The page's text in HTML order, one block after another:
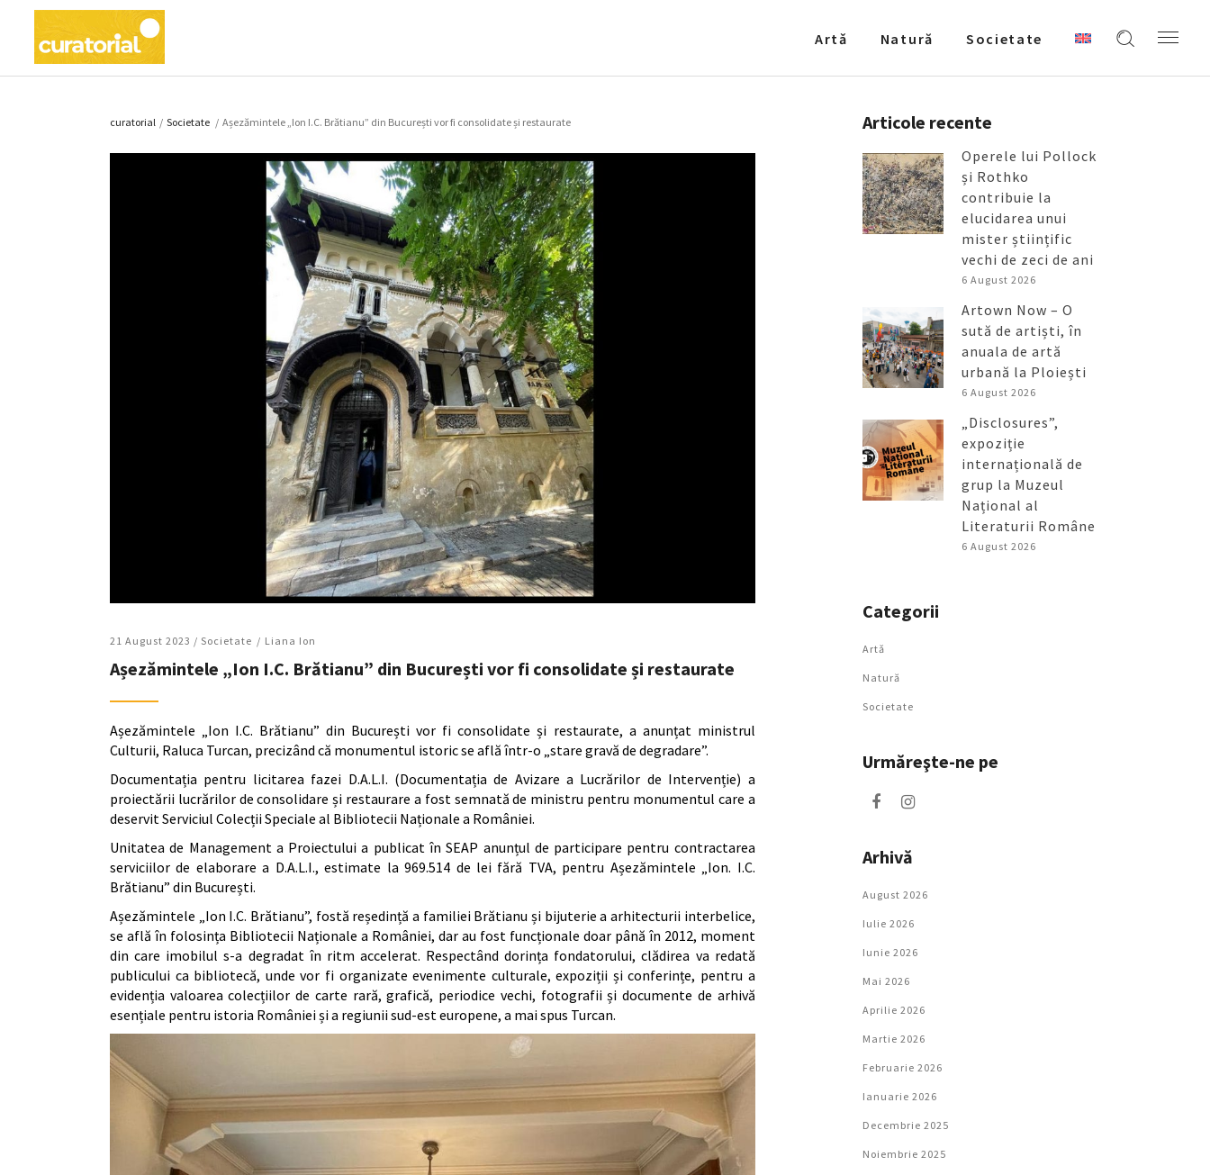
Artǎ Natură Societate
curatorial / Societate / Așezămintele „Ion I.C. Brătianu” din București vor fi consolidate și restaurate
21 August 2023 / Societate Liana Ion
Așezămintele „Ion I.C. Brătianu” din București vor fi consolidate și restaurate
Așezămintele „Ion I.C. Brătianu” din București vor fi consolidate și restaurate, a anunțat ministrul
Culturii, Raluca Turcan, precizând că monumentul istoric se află într-o „stare gravă de degradare”.
Documentația pentru licitarea fazei D.A.L.I. (Documentația de Avizare a Lucrărilor de Intervenție) a
proiectării lucrărilor de consolidare și restaurare a fost semnată de ministru pentru monumentul care a
deservit Serviciul Colecții Speciale al Bibliotecii Naționale a României.
Unitatea de Management a Proiectului a publicat în SEAP anunțul de participare pentru contractarea
serviciilor de elaborare a D.A.L.I., estimate la 969.514 de lei fără TVA, pentru Așezămintele „Ion. I.C.
Brătianu” din București.
Așezămintele „Ion I.C. Brătianu”, fostă reședință a familiei Brătianu și bijuterie a arhitecturii interbelice,
se află în folosința Bibliotecii Naționale a României, dar au fost funcționale doar până în 2012, moment
din care imobilul s-a degradat în ritm accelerat. Respectând dorința fondatorului, clădirea va redată
publicului ca bibliotecă, unde vor fi organizate evenimente culturale, expoziții și conferințe, pentru a
evidenția valoarea colecțiilor de carte rară, grafică, periodice vechi, fotografii și documente de arhivă
esențiale pentru istoria României și a regiunii sud-est europene, a mai spus Turcan.
Articole recente
Operele lui Pollock
și Rothko
contribuie la
elucidarea unui
mister științific
vechi de zeci de ani
6 August 2026
Artown Now – O
sută de artiști, în
anuala de artă
urbană la Ploiești
6 August 2026
„Disclosures”,
expoziție
internațională de
grup la Muzeul
Național al
Literaturii Române
6 August 2026
Categorii
Artǎ
Natură
Societate
Urmăreşte-ne pe
Arhivă
August 2026
Iulie 2026
Iunie 2026
Mai 2026
Aprilie 2026
Martie 2026
Februarie 2026
Ianuarie 2026
Decembrie 2025
Noiembrie 2025